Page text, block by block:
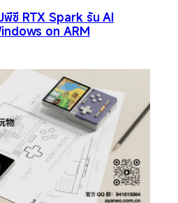
พีซี RTX Spark รัน AI
on ARM